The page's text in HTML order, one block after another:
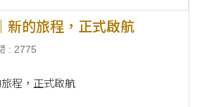
新的旅程，正式啟航
: 2775
程，正式啟航